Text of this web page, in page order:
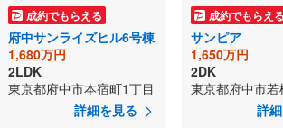
成約でもらえる
府中サンライズヒル6号棟
1,680万円
2LDK
東京都府中市本宿町1丁目
詳細を見る
成約でもらえる
サンピア
1,650万円
2DK
東京都府中市若
詳